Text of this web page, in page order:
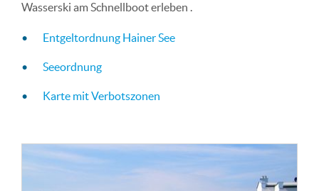
Wasserski am Schnellboot erleben .
Entgeltordnung Hainer See
Seeordnung
Karte mit Verbotszonen